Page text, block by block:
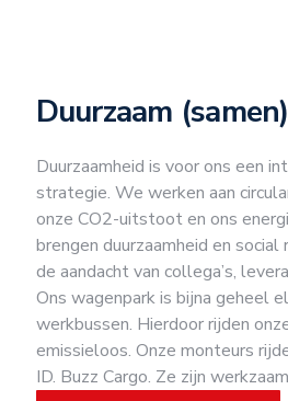
Duurzaam
Duurzaamheid is voor ons een
strategie. We werken aan
onze CO2-uitstoot en ons
brengen duurzaamheid en
de aandacht van collega’s,
Ons wagenpark is bijna geheel
werkbussen. Hierdoor rijden
emissieloos. Onze monteurs
ID. Buzz Cargo. Ze zijn